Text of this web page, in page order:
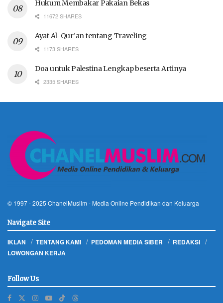
Hukum Membakar Pakaian Bekas
11672 SHARES
Ayat Al-Qur’an tentang Traveling
1173 SHARES
Doa untuk Palestina Lengkap beserta Artinya
2335 SHARES
© 1997 - 2025 ChanelMuslim - Media Online Pendidikan dan Keluarga
Navigate Site
IKLAN TENTANG KAMI PEDOMAN MEDIA SIBER
REDAKSI
LOWONGAN KERJA
Follow Us